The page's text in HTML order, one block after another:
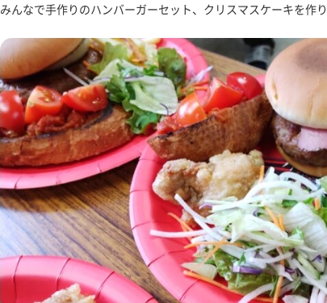
みんなで手作りのハンバーガーセット、クリスマスケーキを作